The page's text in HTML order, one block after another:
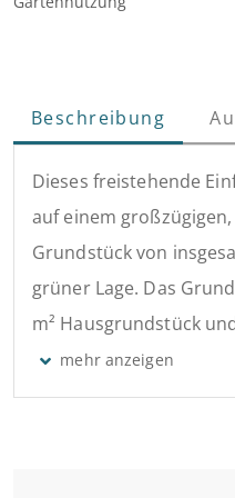
Beschreibung
Dieses freistehende
auf einem
Grundstück von
grüner Lage. Das
m² Hausgrundstück
Gartengrundstück mit 411 m², sodass sich eine
Gesamtfläche von 993